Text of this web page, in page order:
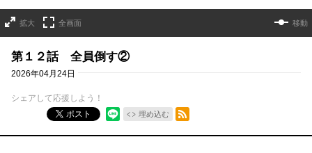
拡大 全画面 移動
第１２話 全員倒す②
2026年04月24日
シェアして応援しよう！
ポスト
埋め込む
RSSフィード